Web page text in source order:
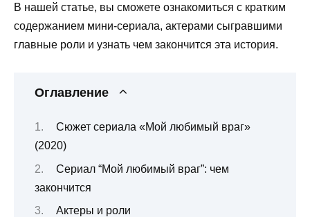
В нашей статье, вы сможете ознакомиться с кратким
содержанием мини-сериала, актерами сыгравшими
главные роли и узнать чем закончится эта история.
Оглавление
Сюжет сериала «Мой любимый враг»
(2020)
Сериал “Мой любимый враг”: чем
закончится
Актеры и роли